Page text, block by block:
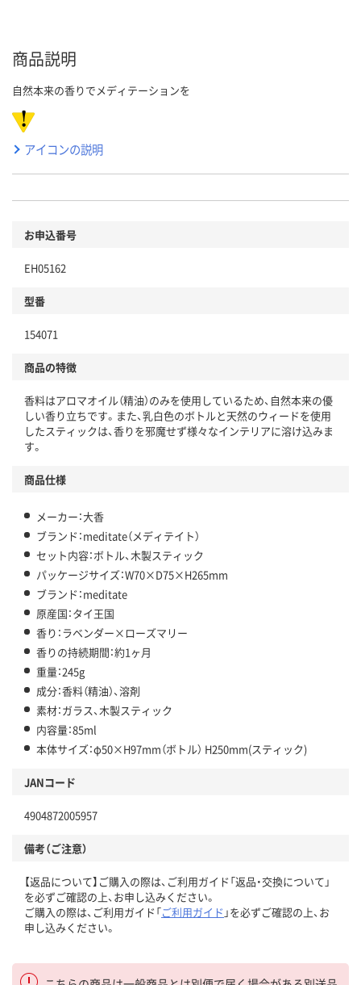
商品説明
自然本来の香りでメディテーションを
アイコンの説明
お申込番号
EH05162
型番
154071
商品の特徴
香料はアロマオイル（精油）のみを使用しているため、自然本来の優
しい香り立ちです。また、乳白色のボトルと天然のウィードを使用
したスティックは、香りを邪魔せず様々なインテリアに溶け込みま
す。
商品仕様
メーカー：大香
ブランド：meditate（メディテイト）
セット内容：ボトル、木製スティック
パッケージサイズ：W70×D75×H265mm
ブランド：meditate
原産国：タイ王国
香り：ラベンダー×ローズマリー
香りの持続期間：約1ヶ月
重量：245g
成分：香料（精油）、溶剤
素材：ガラス、木製スティック
内容量：85ml
本体サイズ：φ50×H97mm（ボトル） H250mm(スティック)
JANコード
4904872005957
備考（ご注意）
【返品について】ご購入の際は、ご利用ガイド「返品・交換について」
を必ずご確認の上、お申し込みください。
ご購入の際は、ご利用ガイド「ご利用ガイド 」を必ずご確認の上、お
申し込みください。